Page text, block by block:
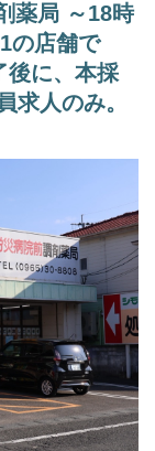
薬局 ～18時
の店舗で
後に、本採
求人のみ。